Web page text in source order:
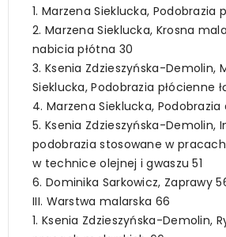
1. Marzena Sieklucka, Podobrazia
2. Marzena Sieklucka, Krosna
nabicia płótna 30
3. Ksenia Zdzieszyńska-Demolin,
Sieklucka, Podobrazia płócienne
4. Marzena Sieklucka,
5. Ksenia Zdzieszyńska-Demolin,
podobrazia stosowane w
w technice olejnej i gwaszu 51
6. Dominika Sarkowicz, Zaprawy
III. Warstwa malarska 66
1. Ksenia Zdzieszyńska-Demolin,